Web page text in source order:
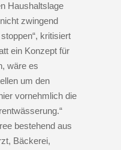
Haushaltslage
zwingend
kritisiert
ein Konzept für
wäre es
um den
vornehmlich die
bestehend aus
Bäckerei,